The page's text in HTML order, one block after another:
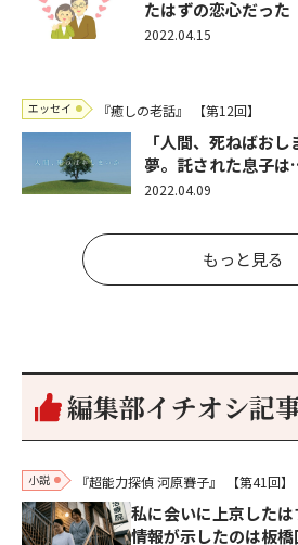
たはずの恋心だった
2022.04.15
エッセイ 『癒しの老話』 【第12回】
「人間、死ねばお
夢。託された息子
2022.04.09
もっと見る
編集部イチオシ記
小説 『超能力探偵 河原賽子』 【第41回】
私に会いに上京した
情報が示したのは板